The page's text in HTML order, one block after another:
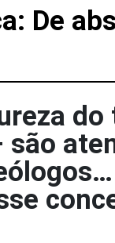
De
são